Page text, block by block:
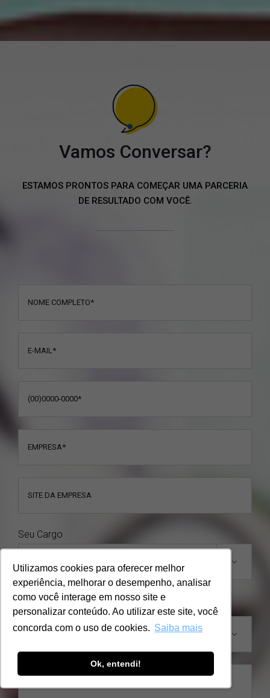
Utilizamos cookies para oferecer melhor
experiência, melhorar o desempenho, analisar
como você interage em nosso site e
personalizar conteúdo. Ao utilizar este site, você
concorda com o uso de cookies. Saiba mais
Ok, entendi!
Vamos Conversar?
ESTAMOS PRONTOS PARA COMEÇAR UMA PARCERIA
DE RESULTADO COM VOCÊ.
Seu Cargo

Assunto
